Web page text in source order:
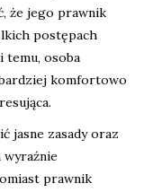
że jego prawnik
postępach
temu, osoba
komfortowo
jasne zasady oraz
prawnik